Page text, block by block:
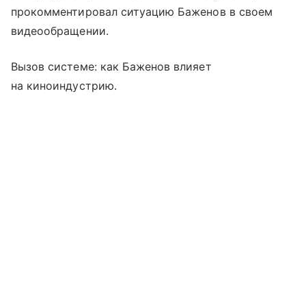
прокомментировал ситуацию Баженов в своем
видеообращении.
Вызов системе: как Баженов влияет
на киноиндустрию.